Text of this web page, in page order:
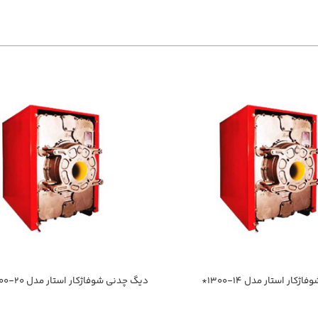
استار مدل ۱۴-۱۳۰۰* دیگ چدنی شوفاژکار استار مدل ۲۰-۱۳۰۰*